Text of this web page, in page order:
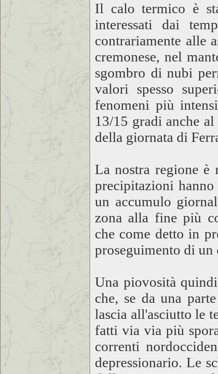
Il calo termico è
interessati dai
contrariamente alle
cremonese, nel
sgombro di nubi
valori spesso
fenomeni più
13/15 gradi anche
della giornata di
La nostra regione
precipitazioni
un accumulo
zona alla fine più
che come detto in
proseguimento di
Una piovosità
che, se da una
lascia all'asciutto le
fatti via via più
correnti
depressionario. Le